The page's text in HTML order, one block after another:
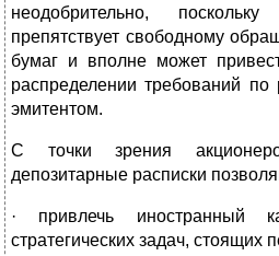
неодобрительно,
препятствует свободному
бумаг и вполне может
распределении требований
эмитентом.
С точки зрения
депозитарные расписки
· привлечь иностранный
стратегических задач, стоящих